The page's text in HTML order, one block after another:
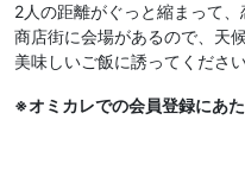
2人の距離がぐっと縮まって
商店街に会場があるので、天
美味しいご飯に誘ってくださ
※オミカレでの会員登録にあ